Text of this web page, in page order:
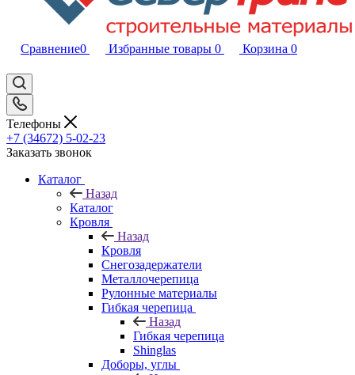
Сравнение0 Избранные товары 0 Корзина 0
Телефоны
+7 (34672) 5-02-23
Заказать звонок
Каталог
Назад
Каталог
Кровля
Назад
Кровля
Снегозадержатели
Металлочерепица
Рулонные материалы
Гибкая черепица
Назад
Гибкая черепица
Shinglas
Доборы, углы